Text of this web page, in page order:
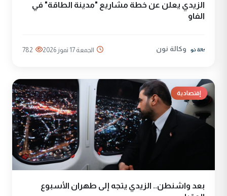
الزيدي يعلن عن خطة مشاريع "مدينة الطاقة" في
الفاو
وكالة نون الجمعة 17 تموز 2026 782
إقتصادية
بعد واشنطن.. الزيدي يتجه إلى طهران الأسبوع